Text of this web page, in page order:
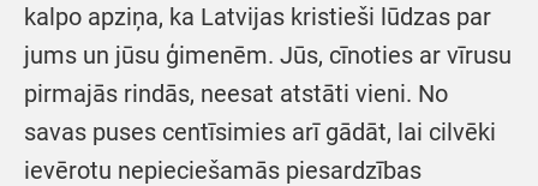
kalpo apziņa, ka Latvijas kristieši lūdzas par
jums un jūsu ģimenēm. Jūs, cīnoties ar vīrusu
pirmajās rindās, neesat atstāti vieni. No
savas puses centīsimies arī gādāt, lai cilvēki
ievērotu nepieciešamās piesardzības